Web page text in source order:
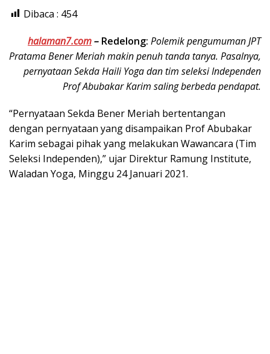
Dibaca : 454
halaman7.com– Redelong: Polemik pengumuman JPT
Pratama Bener Meriah makin penuh tanda tanya. Pasalnya,
pernyataan Sekda Haili Yoga dan tim seleksi Independen
Prof Abubakar Karim saling berbeda pendapat.
“Pernyataan Sekda Bener Meriah bertentangan
dengan pernyataan yang disampaikan Prof Abubakar
Karim sebagai pihak yang melakukan Wawancara (Tim
Seleksi Independen),” ujar Direktur Ramung Institute,
Waladan Yoga, Minggu 24 Januari 2021.